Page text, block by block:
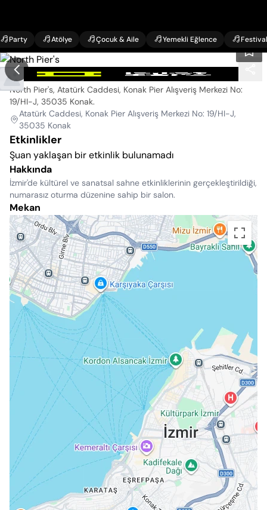
Party Atölye Çocuk & Aile Yemekli Eğlence Festival
North Pier's
North Pier's, Atatürk Caddesi, Konak Pier Alışveriş Merkezi No:
19/HI-J, 35035 Konak.
Atatürk Caddesi, Konak Pier Alışveriş Merkezi No: 19/HI-J,
35035 Konak
Etkinlikler
Şuan yaklaşan bir etkinlik bulunamadı
Hakkında
İzmir'de kültürel ve sanatsal sahne etkinliklerinin gerçekleştirildiği,
numarasız oturma düzenine sahip bir salon.
Mekan